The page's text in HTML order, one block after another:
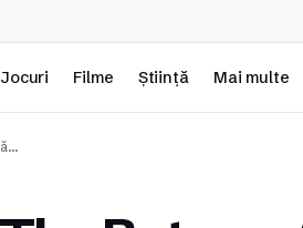
Jocuri Filme Știință Mai multe